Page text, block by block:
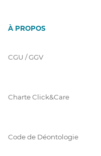
À PROPOS
CGU / GGV
Charte Click&Care
Code de Déontologie